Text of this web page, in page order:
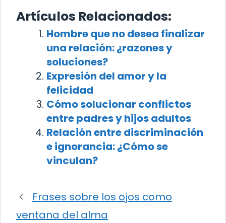
Artículos Relacionados:
Hombre que no desea finalizar
una relación: ¿razones y
soluciones?
Expresión del amor y la
felicidad
Cómo solucionar conflictos
entre padres y hijos adultos
Relación entre discriminación
e ignorancia: ¿Cómo se
vinculan?
Frases sobre los ojos como
ventana del alma